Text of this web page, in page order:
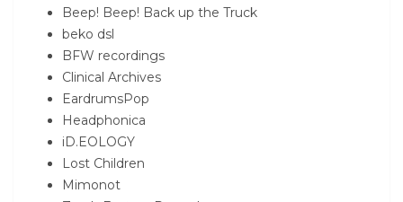
Beep! Beep! Back up the Truck
beko dsl
BFW recordings
Clinical Archives
EardrumsPop
Headphonica
iD.EOLOGY
Lost Children
Mimonot